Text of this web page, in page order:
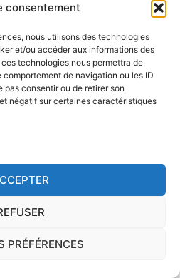
consentement
nous utilisons des technologies
et/ou accéder aux informations des
technologies nous permettra de
de navigation ou les ID
pas consentir ou de retirer son
négatif sur certaines caractéristiques
PRÉFÉRENCES
avec des préconisations
dans le code de
l'étude de l'aléa
dans une région donnée
à partir des précédents
de cette nouvelle
très faible où il n'y a pas de
les constructions dites "à
à 5 ( avec un aléa sisimique
de plus en plus strictes